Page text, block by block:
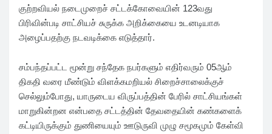
குற்றவியல் நடைமுறைச் சட்டக்கோவையின் 123வது
பிரிவின்படி சாட்சியச் சுருக்க அறிக்கையை உடனடியாக
அழைப்பதற்கு நடவடிக்கை எடுத்தார்.
சம்பந்தப்பட்ட மூன்று சந்தேக நபர்களும் எதிர்வரும் 05ஆம்
திகதி வரை மீண்டும் விளக்கமறியல் சிறைச்சாலைக்குச்
செல்லும்போது, யாருடைய விருப்பத்தின் பேரில் சாட்சியங்கள்
மாறுகின்றன என்பதை சட்டத்தின் தேவதையின் கண்களைக்
கட்டியிருக்கும் துணியையும் ஊடுருவி முழு சமூகமும் கேள்வி